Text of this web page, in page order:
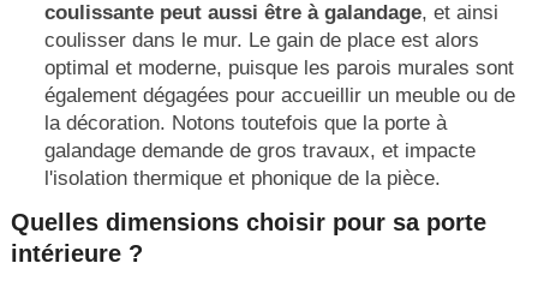
coulissante peut aussi être à galandage, et ainsi
coulisser dans le mur. Le gain de place est alors
optimal et moderne, puisque les parois murales sont
également dégagées pour accueillir un meuble ou de
la décoration. Notons toutefois que la porte à
galandage demande de gros travaux, et impacte
l'isolation thermique et phonique de la pièce.
Quelles dimensions choisir pour sa porte
intérieure ?